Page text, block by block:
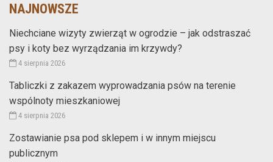
NAJNOWSZE
Niechciane wizyty zwierząt w ogrodzie – jak odstraszać
psy i koty bez wyrządzania im krzywdy?
4 sierpnia 2026
Tabliczki z zakazem wyprowadzania psów na terenie
wspólnoty mieszkaniowej
4 sierpnia 2026
Zostawianie psa pod sklepem i w innym miejscu
publicznym